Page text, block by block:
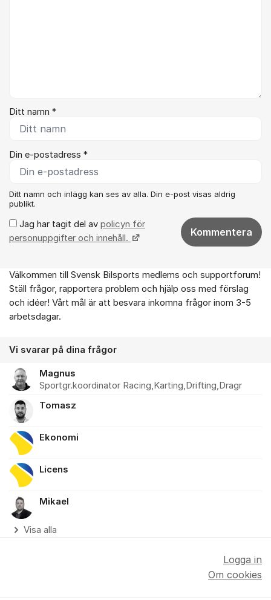
Ditt namn *
Din e-postadress *
Ditt namn och inlägg kan ses av alla. Din e-post visas aldrig
publikt.
Jag har tagit del av policyn för
personuppgifter och innehåll.
Kommentera
Om forumet
Välkommen till Svensk Bilsports medlems och supportforum!
Ställ frågor, rapportera problem och hjälp oss med förslag
och idéer! Vårt mål är att besvara inkomna frågor inom 3-5
arbetsdagar.
Vi svarar på dina frågor
Magnus
Sportgr.koordinator Racing,Karting,Drifting,Dragr
Tomasz
Ekonomi
Licens
Mikael
Visa alla
Logga in
Om cookies